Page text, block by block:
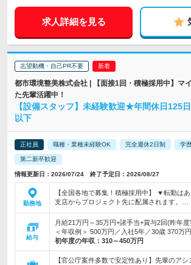
求人詳細を見る
志望動機・自己PR不要
都市環境整美株式会社 | 【面接1回・積極採用中】マ
た先輩活躍中！
【設備スタッフ】未経験歓迎★年間休日125
以下
正社員 職種・業種未経験OK 完全週休2日制 学
第二新卒歓迎
情報更新日：2026/07/24 終了予定日：2026/08/27
勤務地
【全国各地で募集！積極採用中】 ▼転勤は
支店からプロジェクト先に配属されます。…
給与
月給21万円～35万円+諸手当+賞与2回(昨年
＜年収例＞ 500万円／入社5年／30歳 370万
初年度の年収： 310～450万円
【官公庁案件多数で安定性あり】先輩のアシ